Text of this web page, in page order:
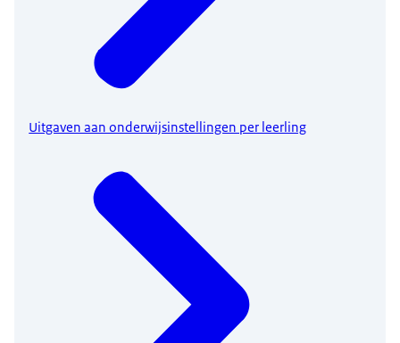
Uitgaven aan onderwijsinstellingen per leerling